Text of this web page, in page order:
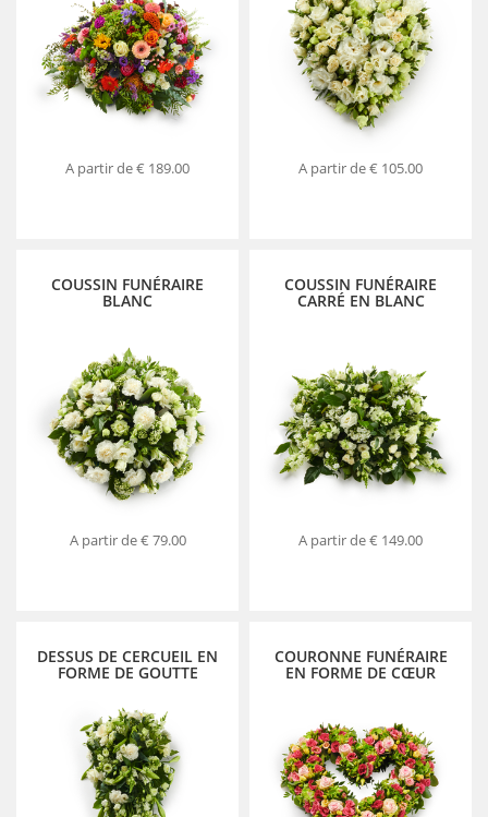
A partir de€ 189.00 A partir de€ 105.00
COUSSIN FUNÉRAIRE
BLANC
A partir de€ 79.00
COUSSIN FUNÉRAIRE
CARRÉ EN BLANC
A partir de€ 149.00
DESSUS DE CERCUEIL EN
FORME DE GOUTTE
COURONNE FUNÉRAIRE
EN FORME DE CŒUR